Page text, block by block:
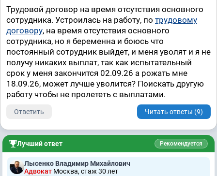
Трудовой договор на время отсутствия основного
сотрудника. Устроилась на работу, по трудовому
договору, на время отсутствия основного
сотрудника, но я беременна и боюсь что
постоянный сотрудник выйдет, и меня уволят и я не
получу никаких выплат, так как испытательный
срок у меня закончится 02.09.26 а рожать мне
18.09.26, может лучше уволится? Поискать другую
работу чтобы не пролететь с выплатами.
Ответить Читать ответы (9)
Лучший ответ Рекомендуется
Лысенко Владимир Михайлович
Адвокат Москва, стаж 30 лет